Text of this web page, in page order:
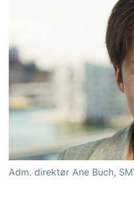
Adm. direktør Ane Buch,